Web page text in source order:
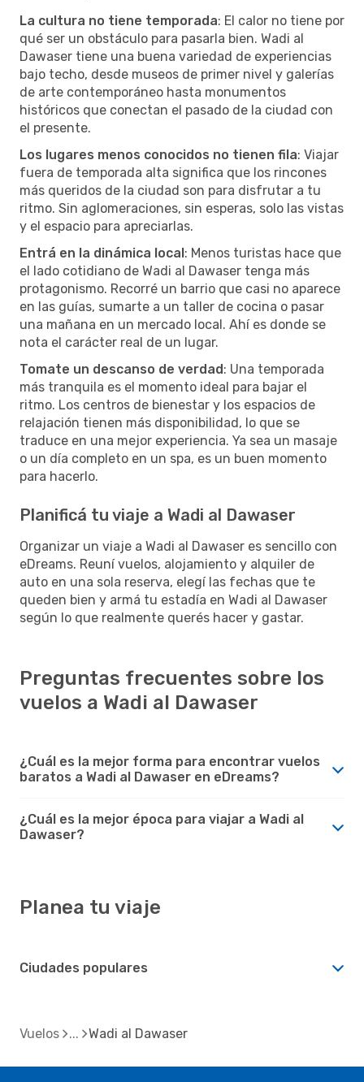
La cultura no tiene temporada: El calor no tiene por
qué ser un obstáculo para pasarla bien. Wadi al
Dawaser tiene una buena variedad de experiencias
bajo techo, desde museos de primer nivel y galerías
de arte contemporáneo hasta monumentos
históricos que conectan el pasado de la ciudad con
el presente.
Los lugares menos conocidos no tienen fila: Viajar
fuera de temporada alta significa que los rincones
más queridos de la ciudad son para disfrutar a tu
ritmo. Sin aglomeraciones, sin esperas, solo las vistas
y el espacio para apreciarlas.
Entrá en la dinámica local: Menos turistas hace que
el lado cotidiano de Wadi al Dawaser tenga más
protagonismo. Recorré un barrio que casi no aparece
en las guías, sumarte a un taller de cocina o pasar
una mañana en un mercado local. Ahí es donde se
nota el carácter real de un lugar.
Tomate un descanso de verdad: Una temporada
más tranquila es el momento ideal para bajar el
ritmo. Los centros de bienestar y los espacios de
relajación tienen más disponibilidad, lo que se
traduce en una mejor experiencia. Ya sea un masaje
o un día completo en un spa, es un buen momento
para hacerlo.
Planificá tu viaje a Wadi al Dawaser
Organizar un viaje a Wadi al Dawaser es sencillo con
eDreams. Reuní vuelos, alojamiento y alquiler de
auto en una sola reserva, elegí las fechas que te
queden bien y armá tu estadía en Wadi al Dawaser
según lo que realmente querés hacer y gastar.
Preguntas frecuentes sobre los
vuelos a Wadi al Dawaser
¿Cuál es la mejor forma para encontrar vuelos
baratos a Wadi al Dawaser en eDreams?
¿Cuál es la mejor época para viajar a Wadi al
Dawaser?
Planea tu viaje
Ciudades populares
Vuelos Wadi al Dawaser